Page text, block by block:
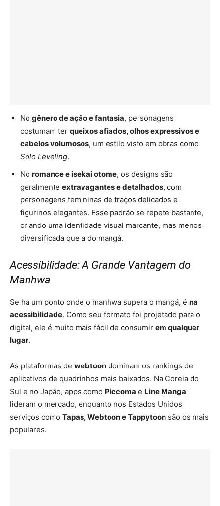
No gênero de ação e fantasia, personagens
costumam ter queixos afiados, olhos expressivos e
cabelos volumosos, um estilo visto em obras como
Solo Leveling.
No romance e isekai otome, os designs são
geralmente extravagantes e detalhados, com
personagens femininas de traços delicados e
figurinos elegantes. Esse padrão se repete bastante,
criando uma identidade visual marcante, mas menos
diversificada que a do mangá.
Acessibilidade: A Grande Vantagem do
Manhwa
Se há um ponto onde o manhwa supera o mangá, é na
acessibilidade. Como seu formato foi projetado para o
digital, ele é muito mais fácil de consumir em qualquer
lugar.
As plataformas de webtoon dominam os rankings de
aplicativos de quadrinhos mais baixados. Na Coreia do
Sul e no Japão, apps como Piccoma e Line Manga
lideram o mercado, enquanto nos Estados Unidos
serviços como Tapas, Webtoon e Tappytoon são os mais
populares.